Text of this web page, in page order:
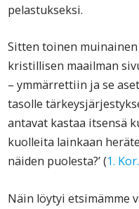
pelastukseksi.
Sitten toinen
kristillisen maailman
– ymmärrettiin ja se
tasolle
antavat kastaa itsensä
kuolleita lainkaan
näiden puolesta?’ (1.
Näin löytyi etsimämme